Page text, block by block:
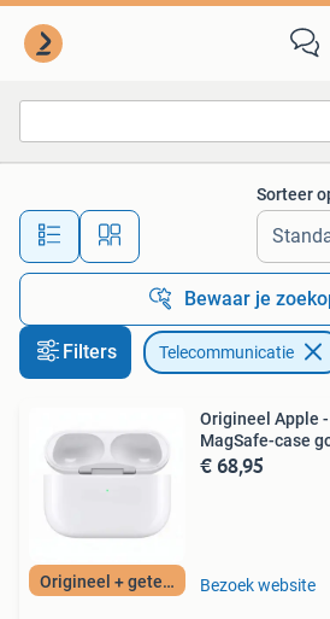
Alle afstanden…
Sorteer
Bewaar je
Filters Telecommunicatie
Origineel + getest
Origineel Apple
MagSafe-case
€ 68,95
Bezoek website